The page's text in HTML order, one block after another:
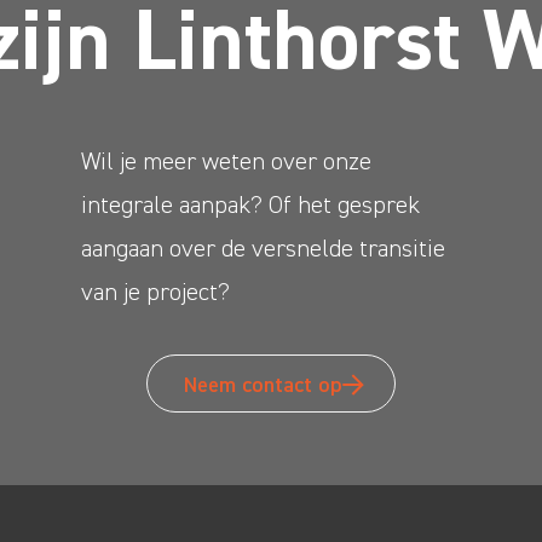
Linthorst
Wil je meer weten over onze
integrale aanpak? Of het gesprek
aangaan over de versnelde transitie
van je project?
Neem contact op